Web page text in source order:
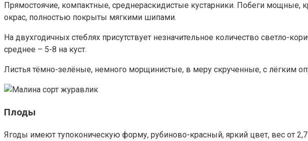
Прямостоячие, компактные, среднераскидистые кустарники. Побеги
окрас, полностью покрыты мягкими шипами.
На двухгодичных стеблях присутствует незначительное количество светло-
среднее – 5-8 на куст.
Листья тёмно-зелёные, немного морщинистые, в меру скрученные, с лёгким
Плоды
Ягоды имеют тупоконическую форму, рубиново-красный, яркий цвет, вес от